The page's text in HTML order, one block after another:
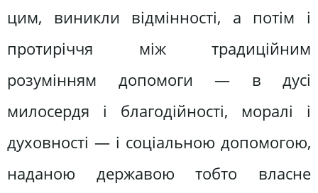
цим, виникли відмінності, а потім і
протиріччя між традиційним
розумінням допомоги — в дусі
милосердя і благодійності, моралі і
духовності — і соціальною допомогою,
наданою державою тобто власне